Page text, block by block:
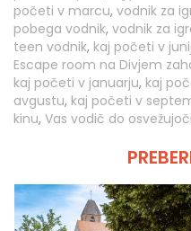
početi v marcu, vodnik za
pobega vodnik, vodnik za
teen vodnik, kaj početi v
Escape room na Divjem
kaj početi v januarju, kaj
avgustu, kaj početi v
kinu, Vas vodič do